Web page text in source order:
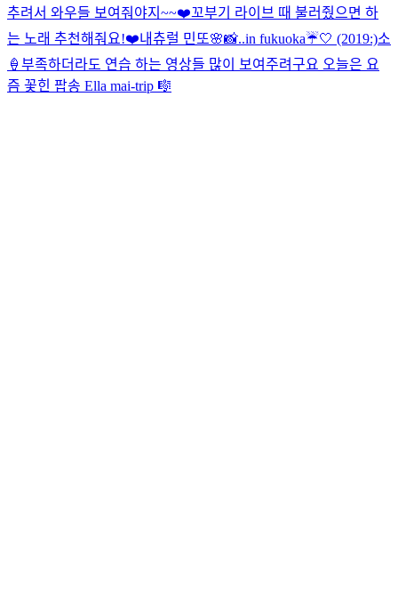
추려서 와우들 보여줘야지~~❤️꼬부기 라이브 때 불러줬으면 하
는 노래 추천해줘요!❤️내츄럴 민또🌸📸..in fukuoka☔️🤍 (2019:)소
🍦 부족하더라도 연습 하는 영상들 많이 보여주려구요 오늘은 요
즘 꽃힌 팝송 Ella mai-trip 🎼